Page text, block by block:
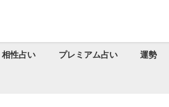
相性占い プレミアム占い 運勢